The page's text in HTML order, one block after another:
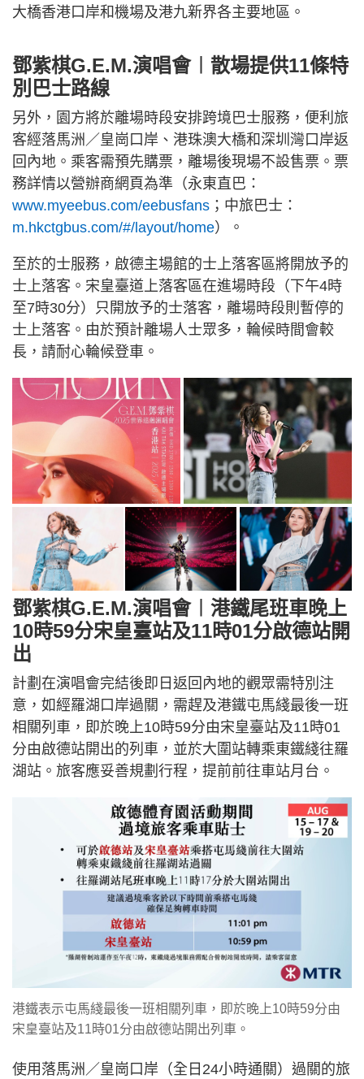
大橋香港口岸和機場及港九新界各主要地區。
鄧紫棋G.E.M.演唱會︱散場提供11條特
別巴士路線
另外，園方將於離場時段安排跨境巴士服務，便利旅
客經落馬洲／皇崗口岸、港珠澳大橋和深圳灣口岸返
回內地。乘客需預先購票，離場後現場不設售票。票
務詳情以營辦商網頁為準（永東直巴：
www.myeebus.com/eebusfans ；中旅巴士：
m.hkctgbus.com/#/layout/home）。
至於的士服務，啟德主場館的士上落客區將開放予的
士上落客。宋皇臺道上落客區在進場時段（下午4時
至7時30分）只開放予的士落客，離場時段則暫停的
士上落客。由於預計離場人士眾多，輪候時間會較
長，請耐心輪候登車。
鄧紫棋G.E.M.演唱會︱港鐵尾班車晚上
10時59分宋皇臺站及11時01分啟德站開
出
計劃在演唱會完結後即日返回內地的觀眾需特別注
意，如經羅湖口岸過關，需趕及港鐵屯馬綫最後一班
相關列車，即於晚上10時59分由宋皇臺站及11時01
分由啟德站開出的列車，並於大圍站轉乘東鐵綫往羅
湖站。旅客應妥善規劃行程，提前前往車站月台。
港鐵表示屯馬綫最後一班相關列車，即於晚上10時59分由
宋皇臺站及11時01分由啟德站開出列車。
使用落馬洲／皇崗口岸（全日24小時通關）過關的旅